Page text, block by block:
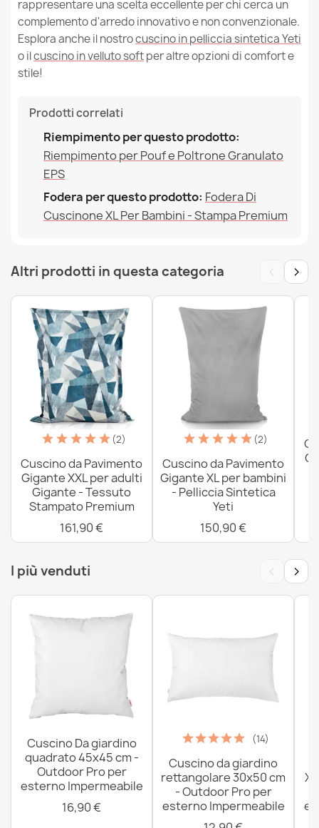
rappresentare una scelta eccellente per chi cerca un
complemento d'arredo innovativo e non convenzionale.
Esplora anche il nostrocuscino in pelliccia sintetica Yeti
o ilcuscino in velluto softper altre opzioni di comfort e
stile!
Prodotti correlati
Riempimento per questo prodotto:
Riempimento per Pouf e Poltrone Granulato
EPS
Fodera per questo prodotto: Fodera Di
Cuscinone XL Per Bambini - Stampa Premium
Altri prodotti in questa categoria ‹ ›
(2)
Cuscino da Pavimento
Gigante XXL per adulti
Gigante - Tessuto
Stampato Premium
161,90 €
(2)
Cuscino da Pavimento
Gigante XL per bambini
- Pelliccia Sintetica
Yeti
150,90 €
I più venduti ‹ ›
Cuscino Da giardino
quadrato 45x45 cm -
Outdoor Pro per
esterno Impermeabile
16,90 €
(14)
Cuscino da giardino
rettangolare 30x50 cm
- Outdoor Pro per
esterno Impermeabile